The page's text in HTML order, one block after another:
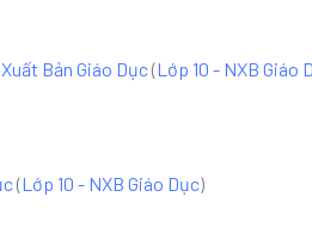
Bản Giáo Dục(Lớp 10 - NXB Giáo
(Lớp 10 - NXB Giáo Dục)